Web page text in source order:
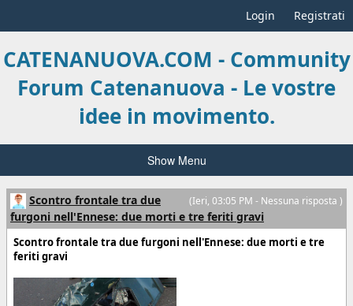
Login Registrati
CATENANUOVA.COM - Community
Forum Catenanuova - Le vostre
idee in movimento.
Show Menu
(Ieri, 03:05 PM - Nessuna risposta )
Scontro frontale tra due
furgoni nell'Ennese: due morti e tre feriti gravi
Scontro frontale tra due furgoni nell'Ennese: due morti e tre
feriti gravi